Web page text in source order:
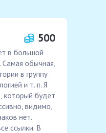
500
в большой
Самая обычная,
в группу
и т. п. Я
который будет
видимо,
нет.
ссылки. В